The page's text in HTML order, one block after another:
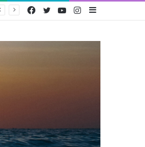
Sidebar
Instagram
YouTube
Twitter
Facebook